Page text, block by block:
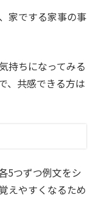
家でする家事の事
持ちになってみる
、共感できる方は
5つずつ例文をシ
えやすくなるため